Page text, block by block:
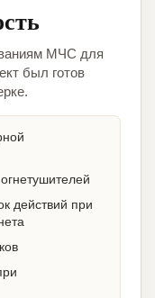
МЧС для
был готов
действий при